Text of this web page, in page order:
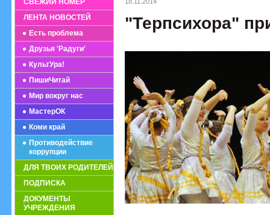
СВЕЖИЙ НОМЕР
ЛЕНТА НОВОСТЕЙ
Есть проблема
Друзья 'Радуги'
КультУра!
ПишиЧитай
Мир вокруг нас
МастерОК
Коми край
Противодействие
коррупции
ДЛЯ ТВОИХ РОДИТЕЛЕЙ
ПОДПИСКА
ДОКУМЕНТЫ
УЧРЕЖДЕНИЯ
"Терпсихора"